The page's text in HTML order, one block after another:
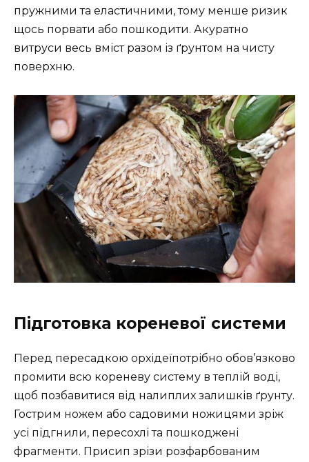
пружними та еластичними, тому менше ризик
щось порвати або пошкодити. Акуратно
витруси весь вміст разом із ґрунтом на чисту
поверхню.
Підготовка кореневої системи
Перед пересадкою орхідеїпотрібно обов’язково
промити всю кореневу систему в теплій воді,
щоб позбавитися від налиплих залишків ґрунту.
Гострим ножем або садовими ножицями зріж
усі підгнили, пересохлі та пошкоджені
фрагменти. Присип зрізи розфарбованим